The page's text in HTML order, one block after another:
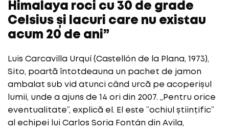
Himalaya roci cu 30 de grade
Celsius și lacuri care nu existau
acum 20 de ani”
Luis Carcavilla Urquí (Castellón de la Plana, 1973),
Sito, poartă întotdeauna un pachet de jamon
ambalat sub vid atunci când urcă pe acoperișul
lumii, unde a ajuns de 14 ori din 2007. „Pentru orice
eventualitate”, explică el. El este ”ochiul științific”
al echipei lui Carlos Soria Fontán din Avila,